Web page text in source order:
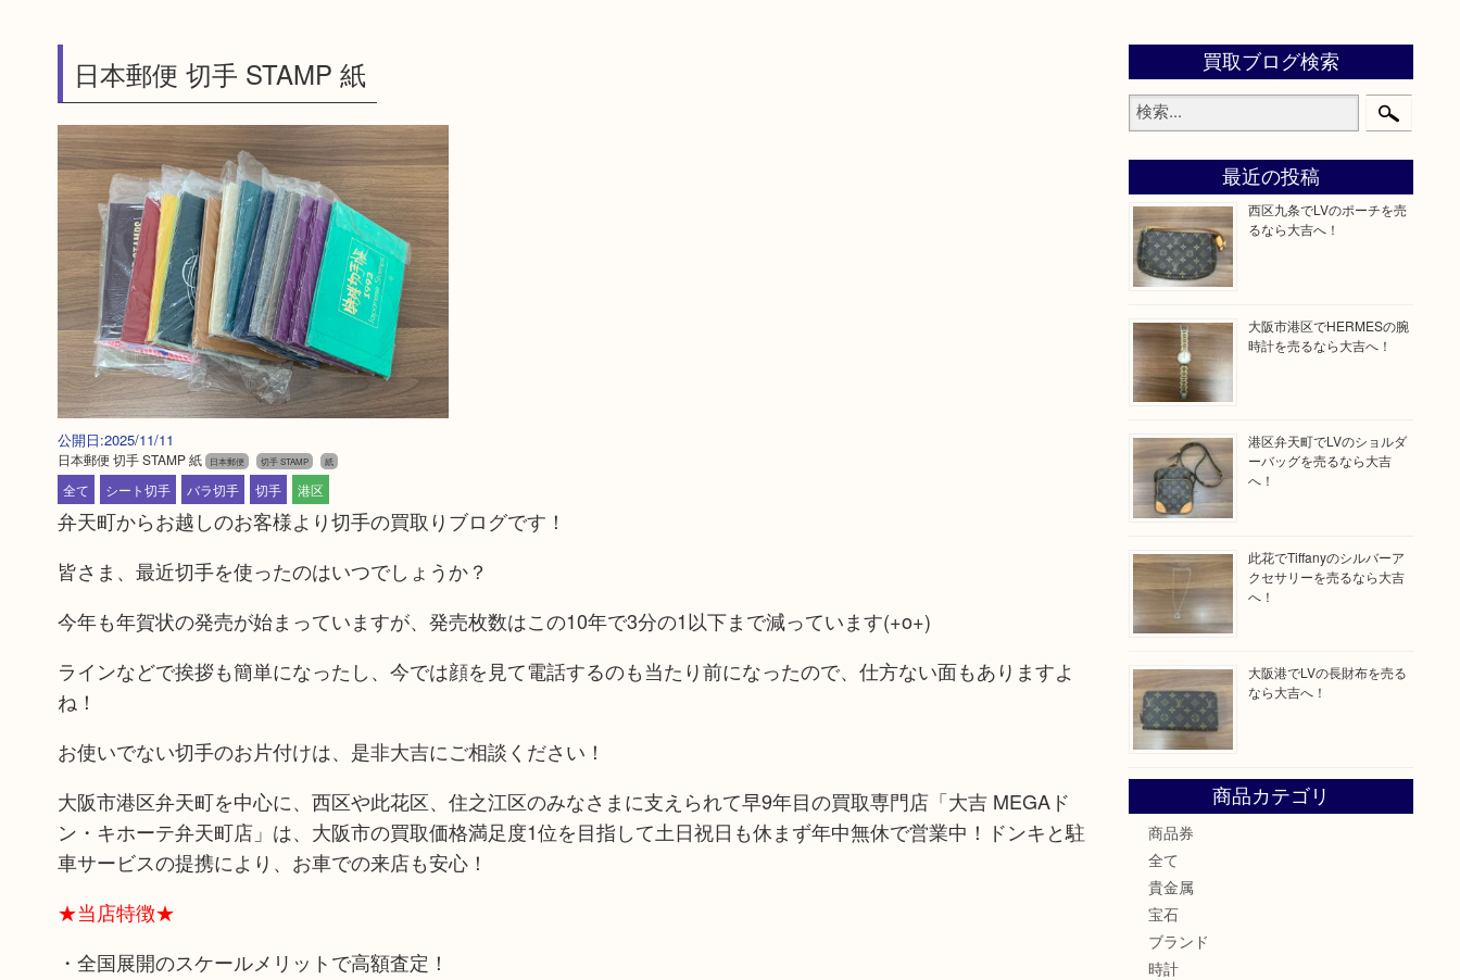
日本郵便 切手 STAMP 紙
公開日:2025/11/11
日本郵便 切手 STAMP 紙 日本郵便 切手 STAMP 紙
全て シート切手 バラ切手 切手 港区
弁天町からお越しのお客様より切手の買取りブログです！
皆さま、最近切手を使ったのはいつでしょうか？
今年も年賀状の発売が始まっていますが、発売枚数はこの10年で3分の1以下まで減っています(+o+)
ラインなどで挨拶も簡単になったし、今では顔を見て電話するのも当たり前になったので、仕方ない面もありますよ
ね！
お使いでない切手のお片付けは、是非大吉にご相談ください！
大阪市港区弁天町を中心に、西区や此花区、住之江区のみなさまに支えられて早9年目の買取専門店「大吉 MEGAド
ン・キホーテ弁天町店」は、大阪市の買取価格満足度1位を目指して土日祝日も休まず年中無休で営業中！ドンキと駐
車サービスの提携により、お車での来店も安心！
★当店特徴★
・全国展開のスケールメリットで高額査定！
買取ブログ検索
最近の投稿
西区九条でLVのポーチを売
るなら大吉へ！
大阪市港区でHERMESの腕
時計を売るなら大吉へ！
港区弁天町でLVのショルダ
ーバッグを売るなら大吉
へ！
此花でTiffanyのシルバーア
クセサリーを売るなら大吉
へ！
大阪港でLVの長財布を売る
なら大吉へ！
商品カテゴリ
商品券
全て
貴金属
宝石
ブランド
時計